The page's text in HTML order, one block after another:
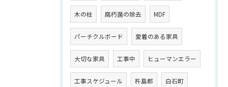
木の柱 腐朽菌の除去 MDF
パーチクルボード 愛着のある家具
大切な家具 工事中 ヒューマンエラー
工事スケジュール 杵島郡 白石町